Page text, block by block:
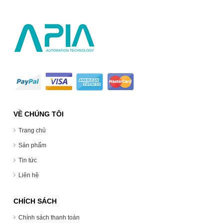
VỀ CHÚNG TÔI
Trang chủ
Sản phẩm
Tin tức
Liên hệ
CHÍCH SÁCH
Chính sách thanh toán